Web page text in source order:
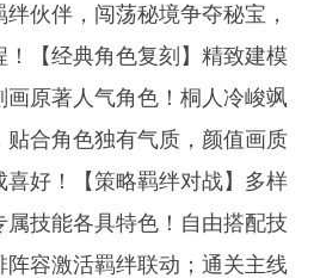
伙伴，闯荡秘境争夺秘宝，
【经典角色复刻】精致建模
原著人气角色！桐人冷峻飒
合角色独有气质，颜值画质
喜好！【策略羁绊对战】多样
技能各具特色！自由搭配技
容激活羁绊联动；通关主线